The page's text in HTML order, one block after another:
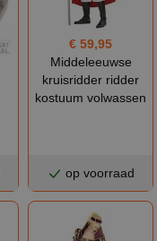
€ 59,95
Middeleeuwse
kruisridder ridder
kostuum volwassen
op voorraad